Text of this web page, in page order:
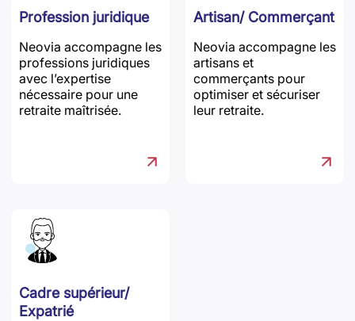
Profession juridique
Neovia accompagne les
professions juridiques
avec l’expertise
nécessaire pour une
retraite maîtrisée.
Artisan/ Commerçant
Neovia accompagne les
artisans et
commerçants pour
optimiser et sécuriser
leur retraite.
Cadre supérieur/
Expatrié